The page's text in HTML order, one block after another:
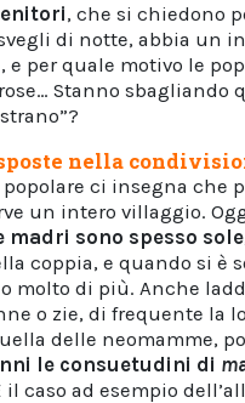
, che si chiedono
di notte, abbia un
e per quale motivo le
Stanno sbagliando
nella
popolare ci insegna che
un intero villaggio.
madri sono spesso sole
coppia, e quando si è
molto di più. Anche
o zie, di frequente la
delle neomamme,
le consuetudini di
il caso ad esempio